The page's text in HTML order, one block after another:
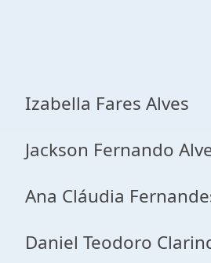
Izabella Fares Alves
Jackson Fernando
Ana Cláudia
Daniel Teodoro